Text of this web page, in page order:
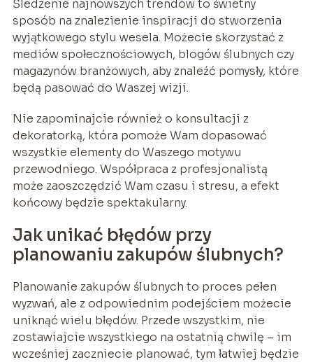
Śledzenie najnowszych trendów to świetny
sposób na znalezienie inspiracji do stworzenia
wyjątkowego stylu wesela. Możecie skorzystać z
mediów społecznościowych, blogów ślubnych czy
magazynów branżowych, aby znaleźć pomysły, które
będą pasować do Waszej wizji.
Nie zapominajcie również o konsultacji z
dekoratorką, która pomoże Wam dopasować
wszystkie elementy do Waszego motywu
przewodniego. Współpraca z profesjonalistą
może zaoszczędzić Wam czasu i stresu, a efekt
końcowy będzie spektakularny.
Jak unikać błędów przy
planowaniu zakupów ślubnych?
Planowanie zakupów ślubnych to proces pełen
wyzwań, ale z odpowiednim podejściem możecie
uniknąć wielu błędów. Przede wszystkim, nie
zostawiajcie wszystkiego na ostatnią chwilę – im
wcześniej zaczniecie planować, tym łatwiej będzie